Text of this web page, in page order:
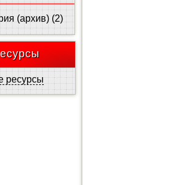
(архив) (2)
ресурсы